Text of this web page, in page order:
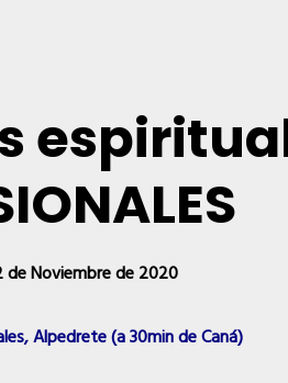
de Noviembre de 2020
Alpedrete (a 30min de Caná)